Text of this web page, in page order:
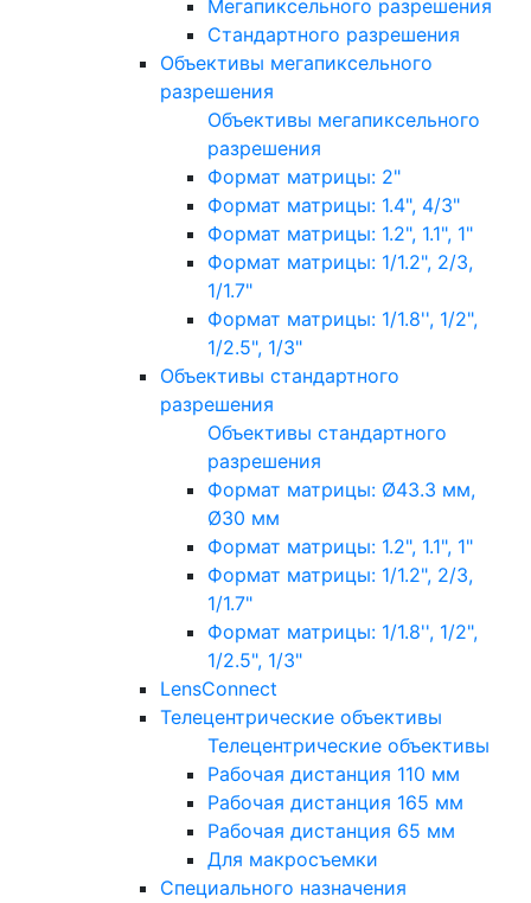
Мегапиксельного разрешения
Стандартного разрешения
Объективы мегапиксельного
разрешения
Объективы мегапиксельного
разрешения
Формат матрицы: 2"
Формат матрицы: 1.4", 4/3"
Формат матрицы: 1.2", 1.1", 1"
Формат матрицы: 1/1.2", 2/3,
1/1.7"
Формат матрицы: 1/1.8'', 1/2",
1/2.5", 1/3"
Объективы стандартного
разрешения
Объективы стандартного
разрешения
Формат матрицы: Ø43.3 мм,
Ø30 мм
Формат матрицы: 1.2", 1.1", 1"
Формат матрицы: 1/1.2", 2/3,
1/1.7"
Формат матрицы: 1/1.8'', 1/2",
1/2.5", 1/3"
LensConnect
Телецентрические объективы
Телецентрические объективы
Рабочая дистанция 110 мм
Рабочая дистанция 165 мм
Рабочая дистанция 65 мм
Для макросъемки
Специального назначения